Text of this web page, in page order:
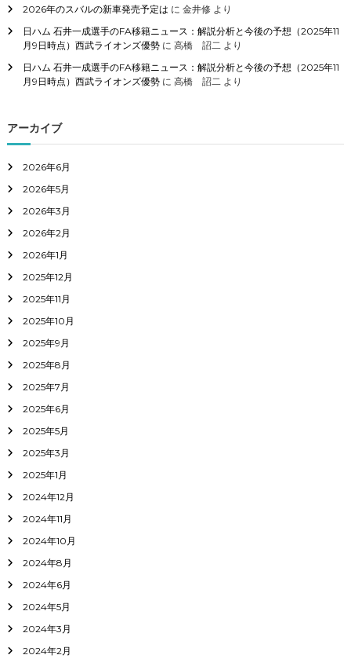
2026年のスバルの新車発売予定は に 金井修より
日ハム 石井一成選手のFA移籍ニュース：解説分析と今後の予想（2025年11
月9日時点）西武ライオンズ優勢に 高橋 詔二より
日ハム 石井一成選手のFA移籍ニュース：解説分析と今後の予想（2025年11
月9日時点）西武ライオンズ優勢に 高橋 詔二より
アーカイブ
2026年6月
2026年5月
2026年3月
2026年2月
2026年1月
2025年12月
2025年11月
2025年10月
2025年9月
2025年8月
2025年7月
2025年6月
2025年5月
2025年3月
2025年1月
2024年12月
2024年11月
2024年10月
2024年8月
2024年6月
2024年5月
2024年3月
2024年2月